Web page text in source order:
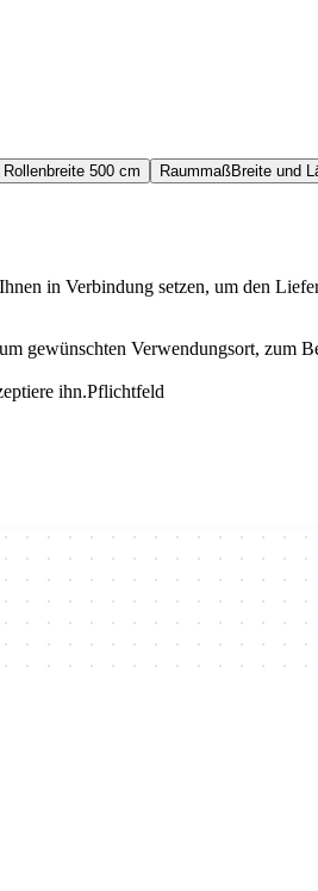
Rollenbreite 500 cm RaummaßBreite und
in Verbindung setzen, um den
gewünschten Verwendungsort, zum
ihn.Pflichtfeld